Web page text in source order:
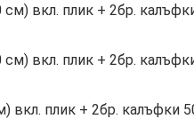
см) вкл. плик + 2бр.
см) вкл. плик + 2бр.
вкл. плик + 2бр.